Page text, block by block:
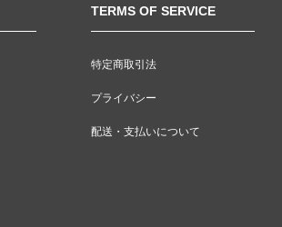
TERMS OF SERVICE
特定商取引法
プライバシー
配送・支払いについて